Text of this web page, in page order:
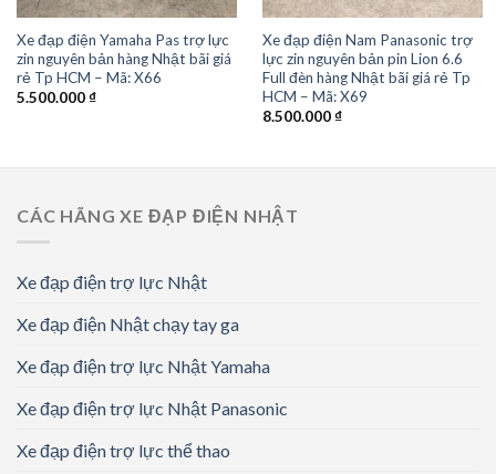
Xe đạp điện Yamaha Pas trợ lực
zin nguyên bản hàng Nhật bãi giá
rẻ Tp HCM – Mã: X66
5.500.000₫
Xe đạp điện Nam Panasonic trợ
lực zin nguyên bản pin Lion 6.6
Full đèn hàng Nhật bãi giá rẻ Tp
HCM – Mã: X69
8.500.000₫
CÁC HÃNG XE ĐẠP ĐIỆN NHẬT
Xe đạp điện trợ lực Nhật
Xe đạp điện Nhật chạy tay ga
Xe đạp điện trợ lực Nhật Yamaha
Xe đạp điện trợ lực Nhật Panasonic
Xe đạp điện trợ lực thể thao